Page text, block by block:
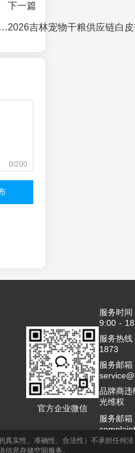
2026北京及周边宠物食品加工厂TOP5白皮书：品牌方供应链决策指南
下一篇
0/200
官方企业微信
服务时
9:00 -
服务热
1873
服务邮箱
品牌商违
光维权
服务邮箱
客服QQ
真实性、准确性、合法性）不承担任何法
信息存储空间服务。